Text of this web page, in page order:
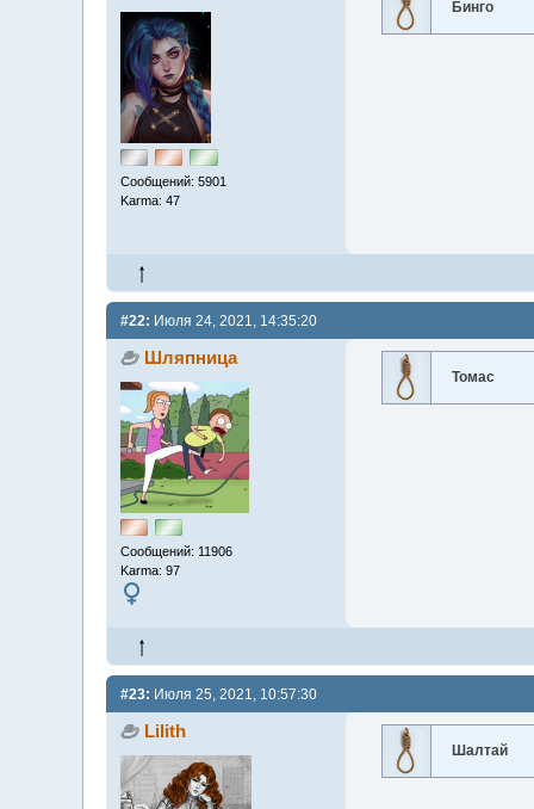
Сообщений: 5901
Karma: 47
Бинго
#22: Июля 24, 2021, 14:35:20
Шляпница
Сообщений: 11906
Karma: 97
Томас
#23: Июля 25, 2021, 10:57:30
Lilith
Шалтай